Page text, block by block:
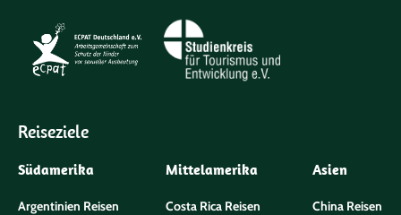
Reiseziele
Südamerika
Argentinien Reisen
Mittelamerika
Costa Rica Reisen
Asien
China Reisen